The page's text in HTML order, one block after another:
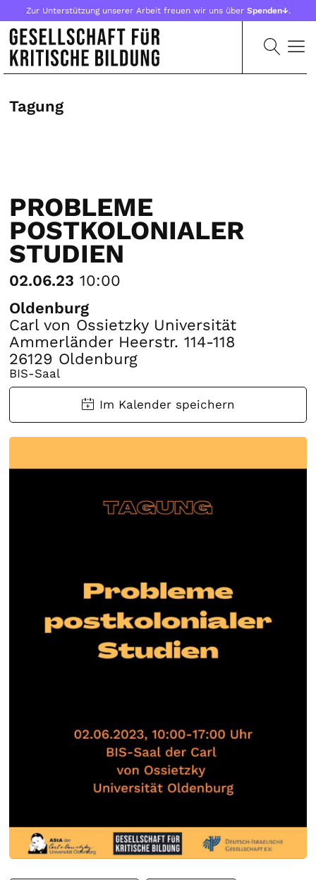
Zur Unterstützung unserer Arbeit freuen wir uns über Spenden↓.
Tagung
PROBLEME
POSTKOLONIALER
STUDIEN
02.06.23 10:00
Oldenburg
Carl von Ossietzky Universität
Ammerländer Heerstr. 114-118
26129 Oldenburg
BIS-Saal